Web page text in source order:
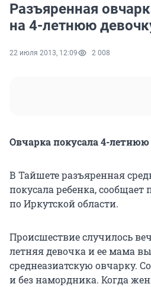
Разъяренная
на 4-летнюю
22 июля 2013, 12:09 2 008
Овчарка покусала 4-
В Тайшете разъяренная
покусала ребенка,
по Иркутской области.
Происшествие случилось
летняя девочка и ее мама
среднеазиатскую овчарку.
и без намордника. Когда